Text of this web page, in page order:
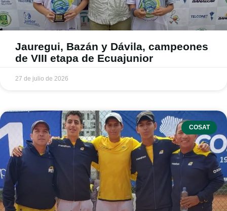
Jauregui, Bazán y Dávila, campeones
de VIII etapa de Ecuajunior
27 de julio de 2026
COSAT